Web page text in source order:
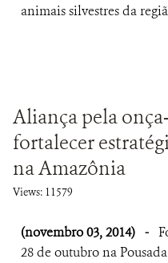
animais silvestres da
Aliança pela
fortalecer
na Amazônia
Views: 11579
(novembro 03, 2014) -
28 de outubro na